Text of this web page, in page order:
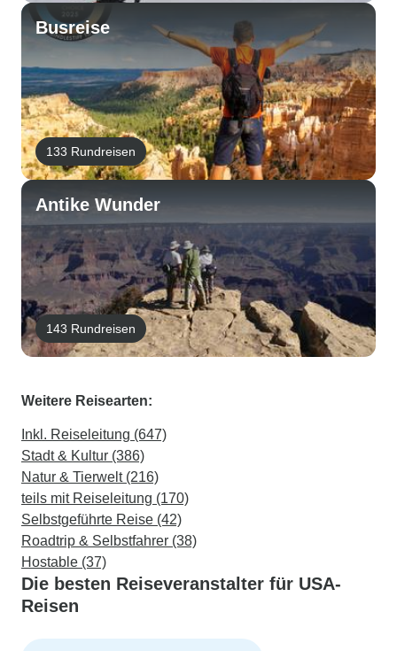
Busreise
133 Rundreisen
Antike Wunder
143 Rundreisen
Weitere Reisearten:
Inkl. Reiseleitung (647)
Stadt & Kultur (386)
Natur & Tierwelt (216)
teils mit Reiseleitung (170)
Selbstgeführte Reise (42)
Roadtrip & Selbstfahrer (38)
Hostable (37)
Die besten Reiseveranstalter für USA-
Reisen